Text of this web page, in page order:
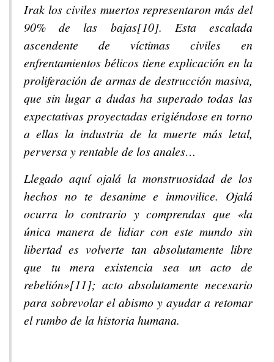
Irak los civiles muertos representaron más del
90% de las bajas[10]. Esta escalada
ascendente de víctimas civiles en
enfrentamientos bélicos tiene explicación en la
proliferación de armas de destrucción masiva,
que sin lugar a dudas ha superado todas las
expectativas proyectadas erigiéndose en torno
a ellas la industria de la muerte más letal,
perversa y rentable de los anales…
Llegado aquí ojalá la monstruosidad de los
hechos no te desanime e inmovilice. Ojalá
ocurra lo contrario y comprendas que «la
única manera de lidiar con este mundo sin
libertad es volverte tan absolutamente libre
que tu mera existencia sea un acto de
rebelión»[11]; acto absolutamente necesario
para sobrevolar el abismo y ayudar a retomar
el rumbo de la historia humana.